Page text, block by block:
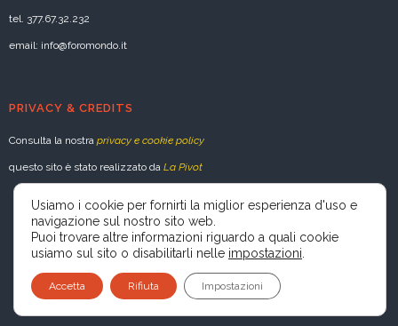
tel. 377.67.32.232
email: info@foromondo.it
PRIVACY & CREDITS
Consulta la nostra privacy e cookie policy
questo sito è stato realizzato da La Pivot
Usiamo i cookie per fornirti la miglior esperienza d'uso e
navigazione sul nostro sito web.
Puoi trovare altre informazioni riguardo a quali cookie
usiamo sul sito o disabilitarli nelle impostazioni
Accetta Rifiuta Impostazioni